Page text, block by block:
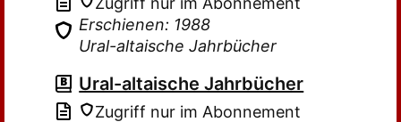
Erschienen: 1988
Ural-altaische Jahrbücher
Ural-altaische Jahrbücher
Zugriff nur im Abonnement